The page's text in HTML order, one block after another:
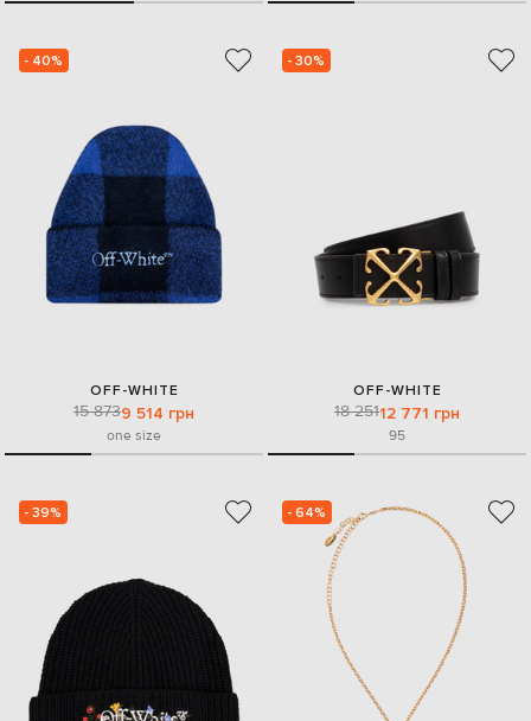
- 40%
OFF-WHITE
15 8739 514 грн
one size
- 30%
OFF-WHITE
18 25112 771 грн
95
- 39% - 64%